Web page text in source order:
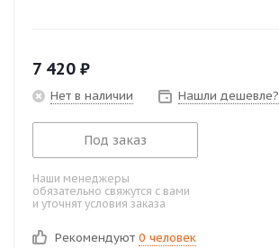
7 420 ₽
Нет в наличии Нашли дешевле?
Под заказ
Наши менеджеры
обязательно свяжутся с вами
и уточнят условия заказа
Рекомендуют 0 человек